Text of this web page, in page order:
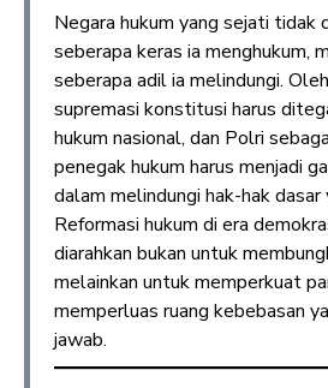
Negara hukum yang sejati tidak
seberapa keras ia menghukum,
seberapa adil ia melindungi.
supremasi konstitusi harus
hukum nasional, dan Polri
penegak hukum harus menjadi
dalam melindungi hak-hak dasar
Reformasi hukum di era
diarahkan bukan untuk
melainkan untuk memperkuat
memperluas ruang kebebasan
jawab.